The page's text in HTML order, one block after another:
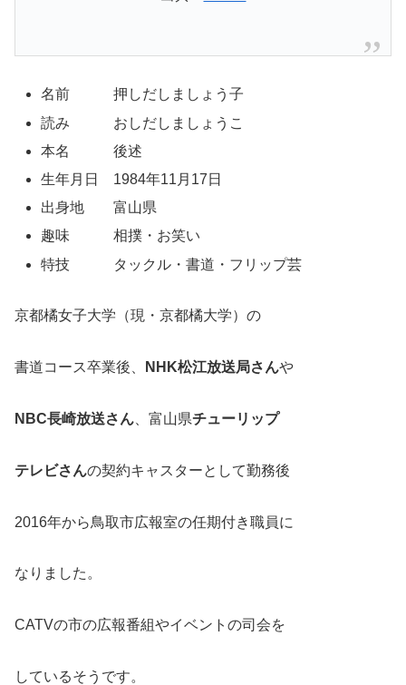
名前 押しだしましょう子
読み おしだしましょうこ
本名 後述
生年月日 1984年11月17日
出身地 富山県
趣味 相撲・お笑い
特技 タックル・書道・フリップ芸
京都橘女子大学（現・京都橘大学）の
書道コース卒業後、 NHK松江放送局さんや
NBC長崎放送さん 、富山県チューリップ
テレビさんの契約キャスターとして勤務後
2016年から鳥取市広報室の任期付き職員に
なりました。
CATVの市の広報番組やイベントの司会を
しているそうです。